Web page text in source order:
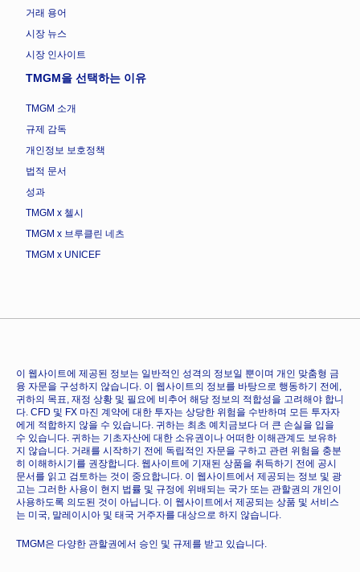
거래 용어
시장 뉴스
시장 인사이트
TMGM을 선택하는 이유
TMGM 소개
규제 감독
개인정보 보호정책
법적 문서
성과
TMGM x 첼시
TMGM x 브루클린 네츠
TMGM x UNICEF
이 웹사이트에 제공된 정보는 일반적인 성격의 정보일 뿐이며 개인 맞춤형 금
융 자문을 구성하지 않습니다. 이 웹사이트의 정보를 바탕으로 행동하기 전에,
귀하의 목표, 재정 상황 및 필요에 비추어 해당 정보의 적합성을 고려해야 합니
다. CFD 및 FX 마진 계약에 대한 투자는 상당한 위험을 수반하며 모든 투자자
에게 적합하지 않을 수 있습니다. 귀하는 최초 예치금보다 더 큰 손실을 입을
수 있습니다. 귀하는 기초자산에 대한 소유권이나 어떠한 이해관계도 보유하
지 않습니다. 거래를 시작하기 전에 독립적인 자문을 구하고 관련 위험을 충분
히 이해하시기를 권장합니다. 웹사이트에 기재된 상품을 취득하기 전에 공시
문서를 읽고 검토하는 것이 중요합니다. 이 웹사이트에서 제공되는 정보 및 광
고는 그러한 사용이 현지 법률 및 규정에 위배되는 국가 또는 관할권의 개인이
사용하도록 의도된 것이 아닙니다. 이 웹사이트에서 제공되는 상품 및 서비스
는 미국, 말레이시아 및 태국 거주자를 대상으로 하지 않습니다.
TMGM은 다양한 관할권에서 승인 및 규제를 받고 있습니다.